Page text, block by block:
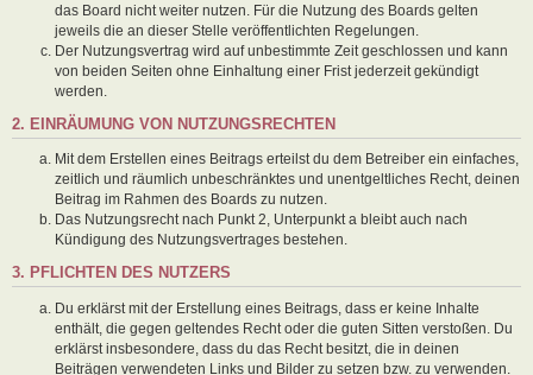
das Board nicht weiter nutzen. Für die Nutzung des Boards gelten
jeweils die an dieser Stelle veröffentlichten Regelungen.
Der Nutzungsvertrag wird auf unbestimmte Zeit geschlossen und kann
von beiden Seiten ohne Einhaltung einer Frist jederzeit gekündigt
werden.
2. EINRÄUMUNG VON NUTZUNGSRECHTEN
Mit dem Erstellen eines Beitrags erteilst du dem Betreiber ein einfaches,
zeitlich und räumlich unbeschränktes und unentgeltliches Recht, deinen
Beitrag im Rahmen des Boards zu nutzen.
Das Nutzungsrecht nach Punkt 2, Unterpunkt a bleibt auch nach
Kündigung des Nutzungsvertrages bestehen.
3. PFLICHTEN DES NUTZERS
Du erklärst mit der Erstellung eines Beitrags, dass er keine Inhalte
enthält, die gegen geltendes Recht oder die guten Sitten verstoßen. Du
erklärst insbesondere, dass du das Recht besitzt, die in deinen
Beiträgen verwendeten Links und Bilder zu setzen bzw. zu verwenden.